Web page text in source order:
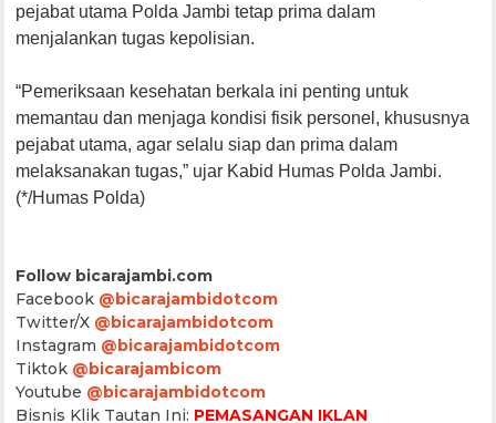
pejabat utama Polda Jambi tetap prima dalam
menjalankan tugas kepolisian.
“Pemeriksaan kesehatan berkala ini penting untuk
memantau dan menjaga kondisi fisik personel, khususnya
pejabat utama, agar selalu siap dan prima dalam
melaksanakan tugas,” ujar Kabid Humas Polda Jambi.
(*/Humas Polda)
Follow bicarajambi.com
Facebook @bicarajambidotcom
Twitter/X @bicarajambidotcom
Instagram @bicarajambidotcom
Tiktok @bicarajambicom
Youtube @bicarajambidotcom
Bisnis Klik Tautan Ini: PEMASANGAN IKLAN